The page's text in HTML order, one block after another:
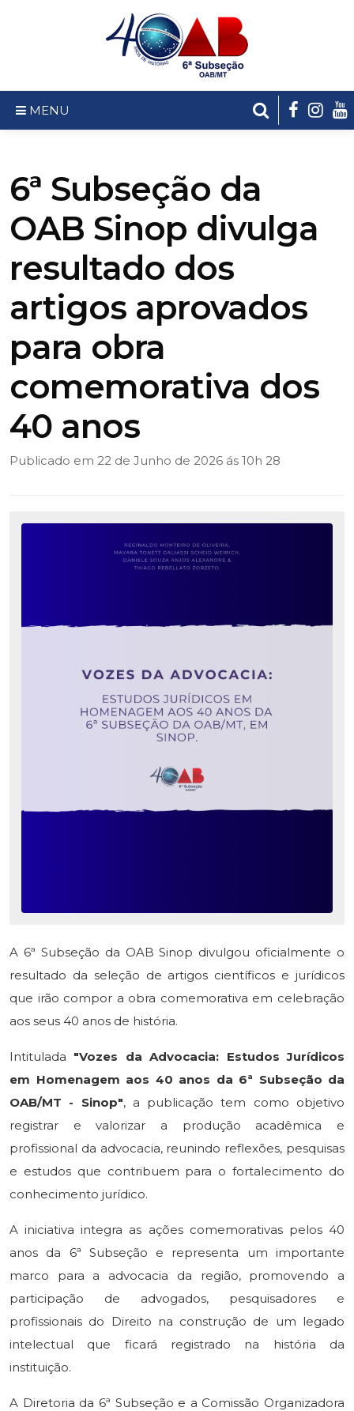
MENU
6ª Subseção da
OAB Sinop divulga
resultado dos
artigos aprovados
para obra
comemorativa dos
40 anos
Publicado em 22 de Junho de 2026 ás 10h 28
A 6ª Subseção da OAB Sinop divulgou oficialmente o
resultado da seleção de artigos científicos e jurídicos
que irão compor a obra comemorativa em celebração
aos seus 40 anos de história.
Intitulada "Vozes da Advocacia: Estudos Jurídicos
em Homenagem aos 40 anos da 6ª Subseção da
OAB/MT - Sinop", a publicação tem como objetivo
registrar e valorizar a produção acadêmica e
profissional da advocacia, reunindo reflexões, pesquisas
e estudos que contribuem para o fortalecimento do
conhecimento jurídico.
A iniciativa integra as ações comemorativas pelos 40
anos da 6ª Subseção e representa um importante
marco para a advocacia da região, promovendo a
participação de advogados, pesquisadores e
profissionais do Direito na construção de um legado
intelectual que ficará registrado na história da
instituição.
A Diretoria da 6ª Subseção e a Comissão Organizadora